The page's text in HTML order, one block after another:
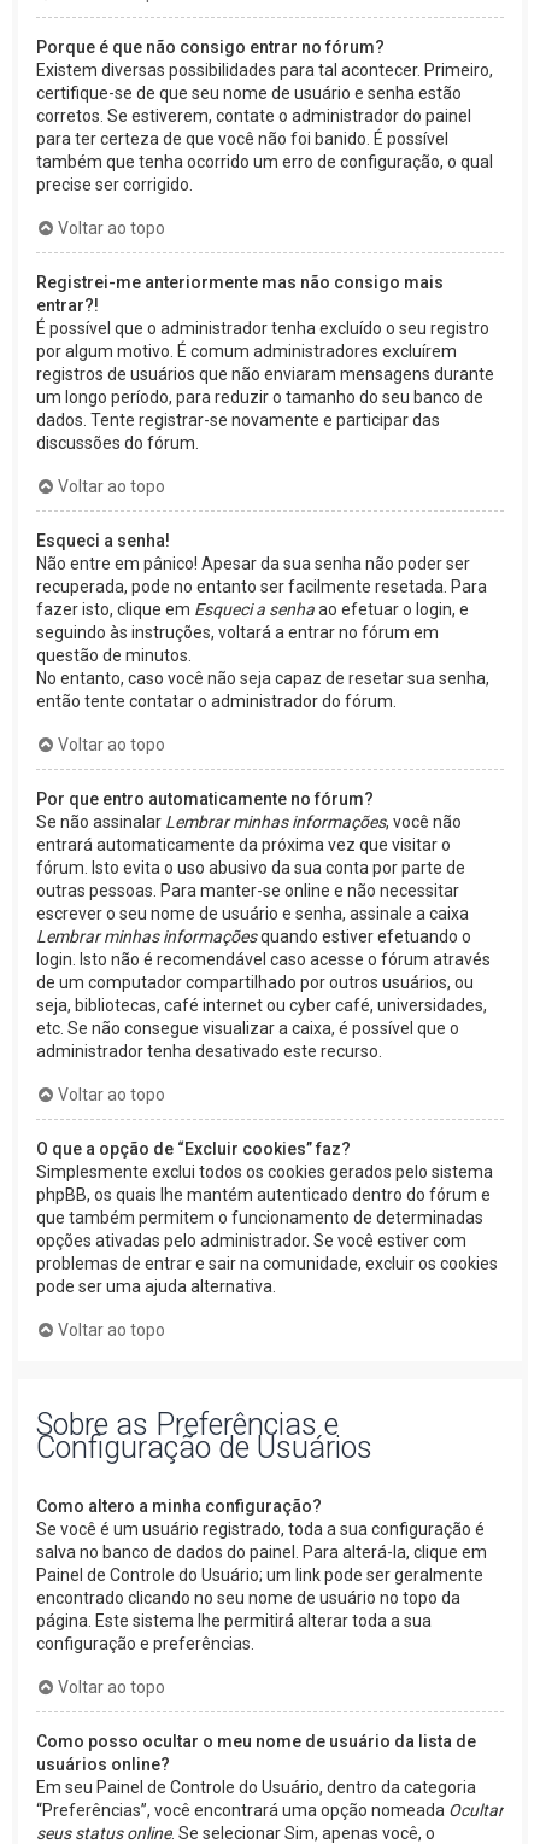
Porque é que não consigo entrar no fórum?
Existem diversas possibilidades para tal acontecer. Primeiro,
certifique-se de que seu nome de usuário e senha estão
corretos. Se estiverem, contate o administrador do painel
para ter certeza de que você não foi banido. É possível
também que tenha ocorrido um erro de configuração, o qual
precise ser corrigido.
Voltar ao topo
Registrei-me anteriormente mas não consigo mais
entrar?!
É possível que o administrador tenha excluído o seu registro
por algum motivo. É comum administradores excluírem
registros de usuários que não enviaram mensagens durante
um longo período, para reduzir o tamanho do seu banco de
dados. Tente registrar-se novamente e participar das
discussões do fórum.
Voltar ao topo
Esqueci a senha!
Não entre em pânico! Apesar da sua senha não poder ser
recuperada, pode no entanto ser facilmente resetada. Para
fazer isto, clique em Esqueci a senhaao efetuar o login, e
seguindo às instruções, voltará a entrar no fórum em
questão de minutos.
No entanto, caso você não seja capaz de resetar sua senha,
então tente contatar o administrador do fórum.
Voltar ao topo
Por que entro automaticamente no fórum?
Se não assinalar Lembrar minhas informações, você não
entrará automaticamente da próxima vez que visitar o
fórum. Isto evita o uso abusivo da sua conta por parte de
outras pessoas. Para manter-se online e não necessitar
escrever o seu nome de usuário e senha, assinale a caixa
Lembrar minhas informaçõesquando estiver efetuando o
login. Isto não é recomendável caso acesse o fórum através
de um computador compartilhado por outros usuários, ou
seja, bibliotecas, café internet ou cyber café, universidades,
etc. Se não consegue visualizar a caixa, é possível que o
administrador tenha desativado este recurso.
Voltar ao topo
O que a opção de “Excluir cookies” faz?
Simplesmente exclui todos os cookies gerados pelo sistema
phpBB, os quais lhe mantém autenticado dentro do fórum e
que também permitem o funcionamento de determinadas
opções ativadas pelo administrador. Se você estiver com
problemas de entrar e sair na comunidade, excluir os cookies
pode ser uma ajuda alternativa.
Voltar ao topo
Sobre as Preferências e
Configuração de Usuários
Como altero a minha configuração?
Se você é um usuário registrado, toda a sua configuração é
salva no banco de dados do painel. Para alterá-la, clique em
Painel de Controle do Usuário; um link pode ser geralmente
encontrado clicando no seu nome de usuário no topo da
página. Este sistema lhe permitirá alterar toda a sua
configuração e preferências.
Voltar ao topo
Como posso ocultar o meu nome de usuário da lista de
usuários online?
Em seu Painel de Controle do Usuário, dentro da categoria
“Preferências”, você encontrará uma opção nomeada Ocultar
seus status online. Se selecionar Sim, apenas você, o